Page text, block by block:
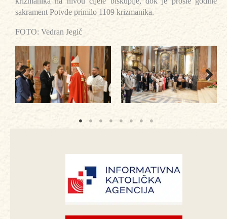
sakrament Potvde primilo 1109 krizmanika.
FOTO: Vedran Jegić